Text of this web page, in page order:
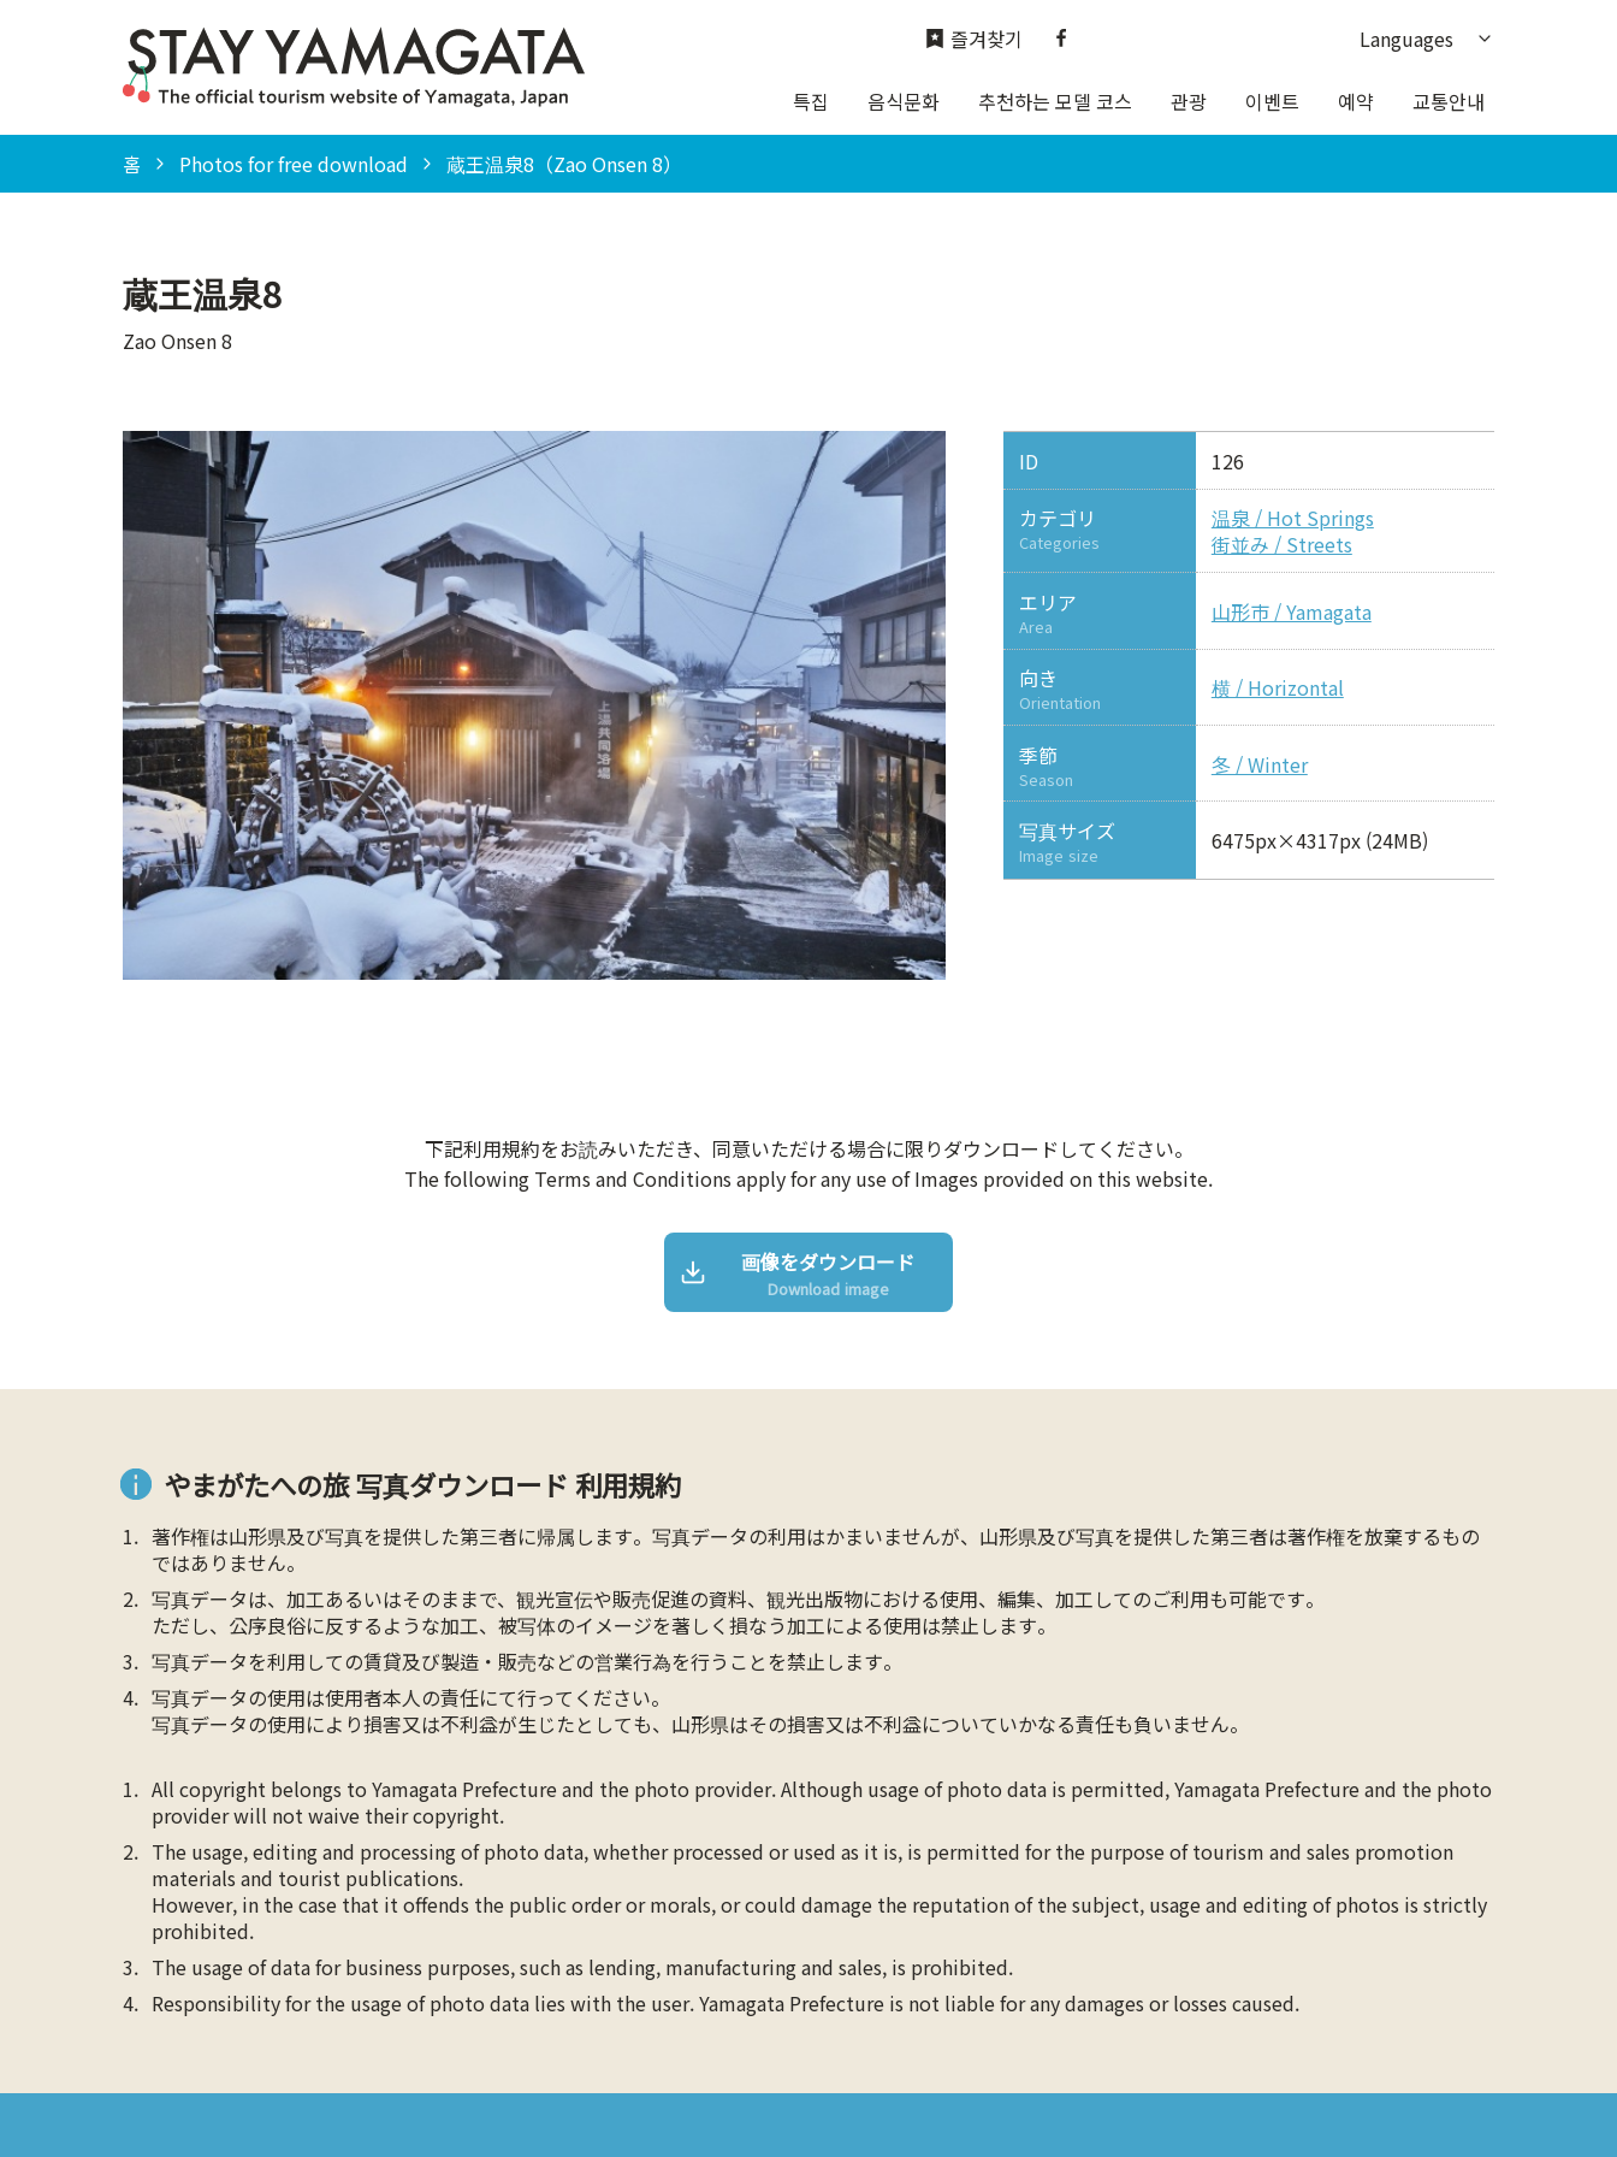
특집 음식문화 추천하는 모델 코스 관광 이벤트 예약 교통안내
즐겨찾기
Languages
日本語
홈 Photos for free download 蔵王温泉8（Zao Onsen 8）
蔵王温泉8
Zao Onsen 8
ID
126
カテゴリ
Categories
温泉 / Hot Springs
街並み / Streets
エリア
Area
山形市 / Yamagata
向き
Orientation
横 / Horizontal
季節
Season
冬 / Winter
写真サイズ
Image size
6475px×4317px (24MB)
下記利用規約をお読みいただき、同意いただける場合に限りダウンロードしてください。
The following Terms and Conditions apply for any use of Images provided on this website.
画像をダウンロード
Download image
やまがたへの旅 写真ダウンロード 利用規約
著作権は山形県及び写真を提供した第三者に帰属します。写真データの利用はかまいませんが、山形県及び写真を提供した第三者は著作権を放棄するもの
ではありません。
写真データは、加工あるいはそのままで、観光宣伝や販売促進の資料、観光出版物における使用、編集、加工してのご利用も可能です。
ただし、公序良俗に反するような加工、被写体のイメージを著しく損なう加工による使用は禁止します。
写真データを利用しての賃貸及び製造・販売などの営業行為を行うことを禁止します。
写真データの使用は使用者本人の責任にて行ってください。
写真データの使用により損害又は不利益が生じたとしても、山形県はその損害又は不利益についていかなる責任も負いません。
All copyright belongs to Yamagata Prefecture and the photo provider. Although usage of photo data is permitted, Yamagata Prefecture and the photo
provider will not waive their copyright.
The usage, editing and processing of photo data, whether processed or used as it is, is permitted for the purpose of tourism and sales promotion
materials and tourist publications.
However, in the case that it offends the public order or morals, or could damage the reputation of the subject, usage and editing of photos is strictly
prohibited.
The usage of data for business purposes, such as lending, manufacturing and sales, is prohibited.
Responsibility for the usage of photo data lies with the user. Yamagata Prefecture is not liable for any damages or losses caused.